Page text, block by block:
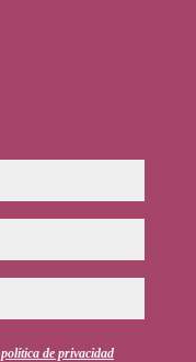
política de privacidad